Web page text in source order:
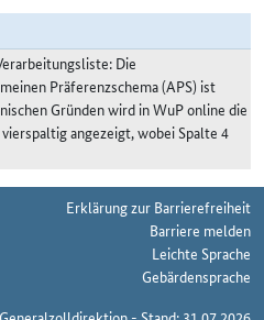
Die
Präferenzschema (APS) ist
Gründen wird in WuP online die
angezeigt, wobei Spalte 4
Erklärung zur Barrierefreiheit
Barriere melden
Leichte Sprache
Gebärdensprache